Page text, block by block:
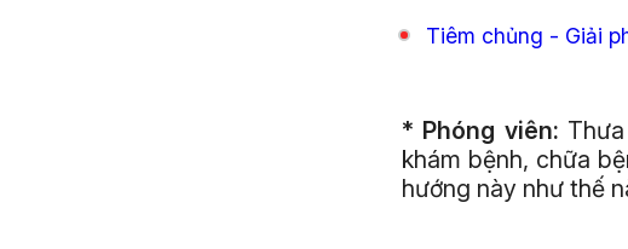
Tiêm chủng - Giải
* Phóng viên:
khám bệnh, chữa
hướng này như thế